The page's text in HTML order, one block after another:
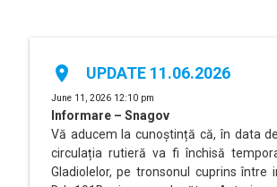
place UPDATE 11.06.2026
June 11, 2026 12:10 pm
Informare – Snagov
Vă aducem la cunoștință că, în data de
circulația rutieră va fi închisă
Gladiolelor, pe tronsonul cuprins între